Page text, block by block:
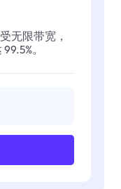
无限带宽，
。